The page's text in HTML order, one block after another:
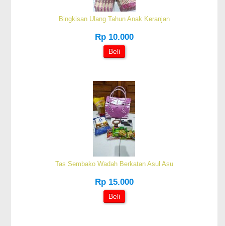
Bingkisan Ulang Tahun Anak Keranjan
Rp 10.000
Beli
Tas Sembako Wadah Berkatan Asul Asu
Rp 15.000
Beli